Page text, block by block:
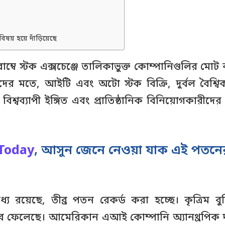
হয়ে দাঁড়িয়েছে
স্টক এক্সচেঞ্জে তালিকাভুক্ত কোম্পানিগুলির
মতে, আইটি এবং অটো স্টক বিক্রি, দুর্বল
ইঙ্গিত এবং প্রাতিষ্ঠানিক
, আসুন জেনে নেওয়া যাক এই
তীব্র পতন রেকর্ড করা হচ্ছে। কৃত্রিম
ফেলেছে। আমেরিকান এআই কোম্পানি অ্যানথ্রপিক